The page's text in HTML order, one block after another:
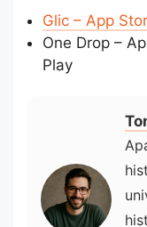
Glic – App
One Drop –
Play